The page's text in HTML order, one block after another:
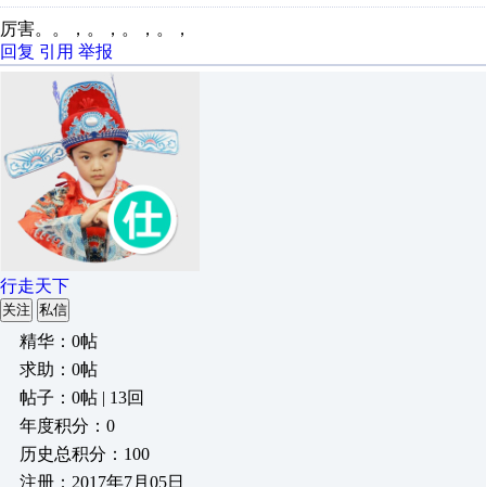
厉害。。，。，。，。，
回复 引用 举报
行走天下
关注 私信
精华：0帖
求助：0帖
帖子：0帖 | 13回
年度积分：0
历史总积分：100
注册：2017年7月05日